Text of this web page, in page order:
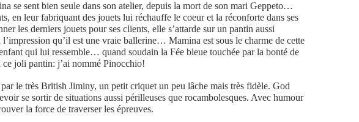
se sent bien seule dans son atelier, depuis la mort de son mari Geppeto…
en leur fabriquant des jouets lui réchauffe le coeur et la réconforte dans ses
les derniers jouets pour ses clients, elle s’attarde sur un pantin aussi
qu’il est une vraie ballerine… Mamina est sous le charme de cette
qui lui ressemble… quand soudain la Fée bleue touchée par la bonté de
joli pantin: j’ai nommé Pinocchio!
le très British Jiminy, un petit criquet un peu lâche mais très fidèle. God
se sortir de situations aussi périlleuses que rocambolesques. Avec humour
la force de traverser les épreuves.